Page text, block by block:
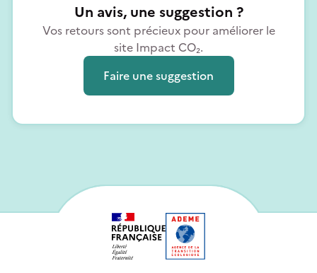
Un avis, une suggestion ?
Vos retours sont précieux pour améliorer le
site Impact CO₂.
Faire une suggestion